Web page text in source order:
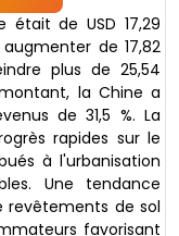
était de USD 17,29
de 17,82
plus de 25,54
la Chine a
de 31,5 %. La
rapides sur le
à l'urbanisation
Une tendance
revêtements de sol
favorisant